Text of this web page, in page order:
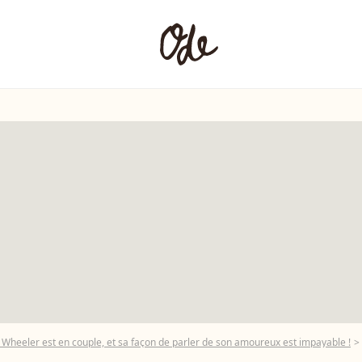
est en couple, et sa façon de parler de son amoureux est impayable !